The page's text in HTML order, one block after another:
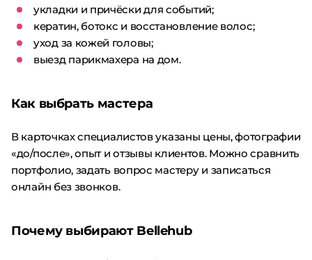
укладки и причёски для событий;
кератин, ботокс и восстановление волос;
уход за кожей головы;
выезд парикмахера на дом.
Как выбрать мастера
В карточках специалистов указаны цены, фотографии
«до/после», опыт и отзывы клиентов. Можно сравнить
портфолио, задать вопрос мастеру и записаться
онлайн без звонков.
Почему выбирают Bellehub